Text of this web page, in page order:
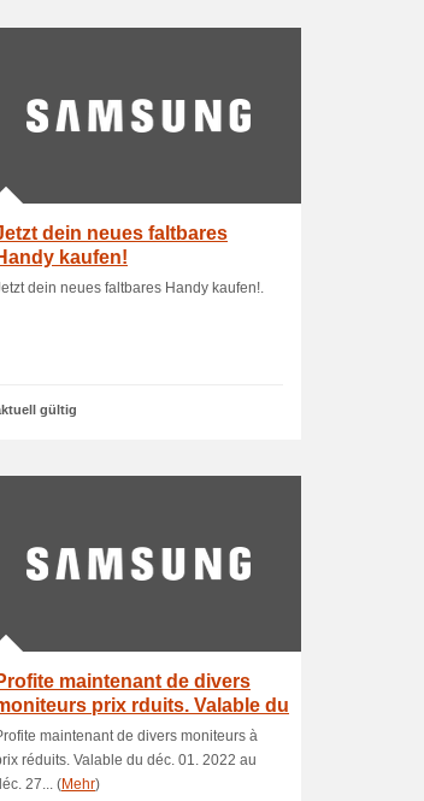
dein neues faltbares
kaufen!
dein neues faltbares Handy kaufen!.
gültig
maintenant de divers
prix rduits. Valable du
maintenant de divers moniteurs à
réduits. Valable du déc. 01. 2022 au
27... (Mehr)